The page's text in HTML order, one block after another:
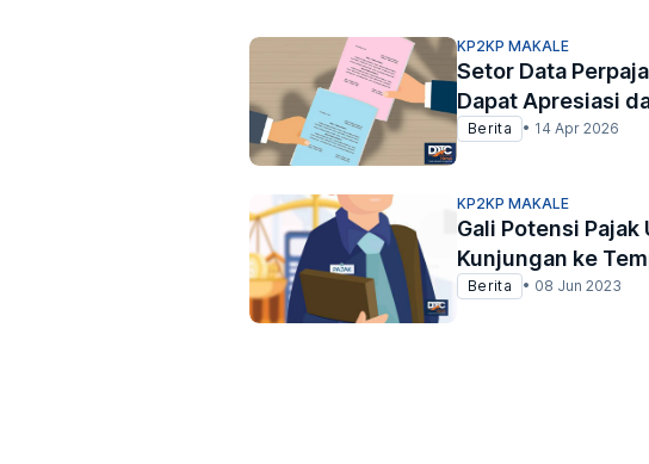
KP2KP MAKALE
Setor Data
Dapat Apresiasi
Berita • 14 Apr 2026
KP2KP MAKALE
Gali Potensi Pajak
Kunjungan ke
Berita • 08 Jun 2023